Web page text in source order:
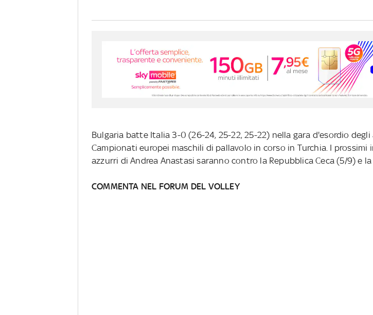
Bulgaria batte Italia 3-0 (26-24, 25-22, 25-22) nella gara d'esordio degli
Campionati europei maschili di pallavolo in corso in Turchia. I prossimi
azzurri di Andrea Anastasi saranno contro la Repubblica Ceca (5/9) e
COMMENTA NEL FORUM DEL VOLLEY